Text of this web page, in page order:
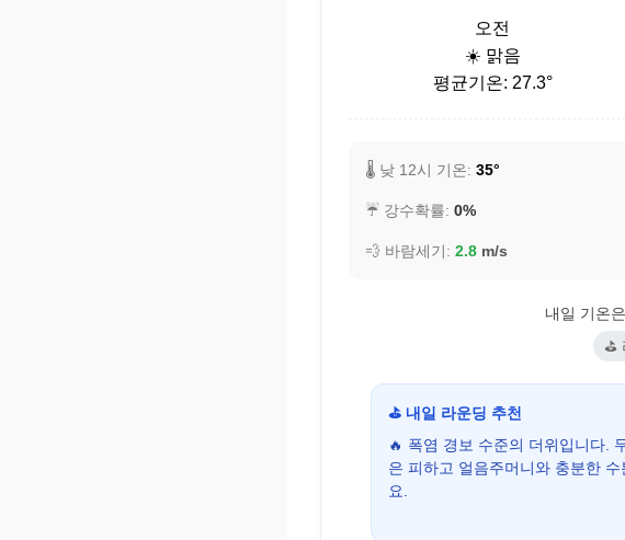
오전
☀️ 맑음
평균기온: 27.3°
🌡️ 낮 12시 기온: 35°
☔ 강수확률: 0%
💨 바람세기: 2.8 m/s
내일 기온은
⛳
⛳ 내일 라운딩 추천
🔥 폭염 경보 수준의 더위입니다.
은 피하고 얼음주머니와 충분한 수
요.